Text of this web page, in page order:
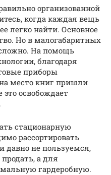
организованной
когда каждая вещь
легко найти. Основное
Но в малогабаритных
На помощь
благодаря
приборы
место книг пришли
освобождает
стационарную
рассортировать
не пользуемся,
а для
гардеробную.